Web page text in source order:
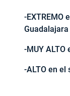
-EXTREMO
-MUY
-ALTO en el